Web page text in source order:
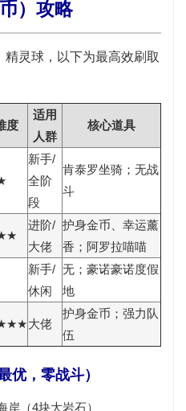
）攻略
灵球，以下为最高效刷取
度
适用
人群
核心道具
新手/
全阶
段
肯泰罗坐骑；无战
斗
进阶/
大佬
护身金币、幸运薰
香；阿罗拉喵喵
新手/
休闲
无；豪诺豪诺度假
地
大佬
护身金币；强力队
伍
优，零战斗）
岸（4块大岩石）